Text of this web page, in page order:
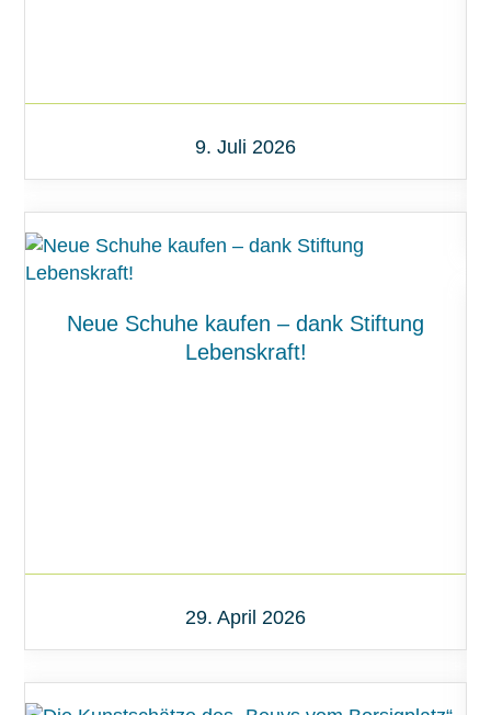
9. Juli 2026
Neue Schuhe kaufen – dank Stiftung
Lebenskraft!
29. April 2026